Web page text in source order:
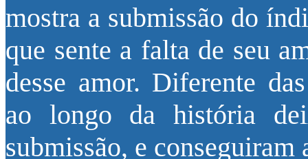
mostra a submissão do
que sente a falta de seu
desse amor. Diferente
ao longo da história
submissão, e